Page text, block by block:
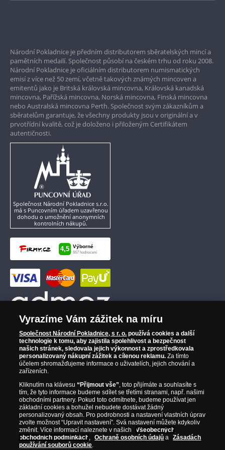
Garance nejvyšší kvality
Pouze originální produkty
Národní Pokladnice je předním distributorem sběratelských mincí a
pamětních medailí. Společnost působí na českém trhu od roku 2008.
Národní Pokladnice je oficiálním distributorem numismatických
emisí z více než 50 zemí, včetně takových známých mincoven a
emitentů jako je Britská královská mincovna, Královská kanadská
mincovna, Pařížská mincovna, Norská mincovna, Finská mincovna
nebo Australská mincovna Perth. Společnost svým zákazníkům a
sběratelům garantuje, že všechny produkty jsou v originální a v
prvotřídní kvalitě, což je doloženo i přiloženým Certifikátem
autentičnosti.
Společnost Národní Pokladnice s.r.o.
má s Puncovním úřadem uzavřenou
dohodu o umožnění anonymních
kontrolních nákupů.
Vyrazíme Vám zážitek na míru
Společnost Národní Pokladnice, s r. o. používá cookies a další
technologie k tomu, aby zajistila spolehlivost a bezpečnost
našich stránek, sledovala jejich výkonnost a zprostředkovala
personalizovaný nákupní zážitek a cílenou reklamu. Za tímto
účelem shromažďujeme informace o uživatelích, jejich chování a
zařízeních.
Kliknutím na klávesu“Přijmout vše”, toto přijímáte a souhlasíte s
tím, že tyto informace budeme sdílet se třetími stranami, např. našimi
obchodními partnery. Pokud toto odmítnete, budeme používat jen
základní cookies a bohužel nebudete dostávat žádný
personalizovaný obsah. Pro podrobnosti a nastavení vlastních úprav
zvolte možnost “Upravit nastavení”. Svá nastavení můžete kdykoliv
změnit. Více informací naleznete v našich
Všeobecných
obchodních podmínkách , Ochraně osobních údajů a
Zásadách
používání souborů cookie.